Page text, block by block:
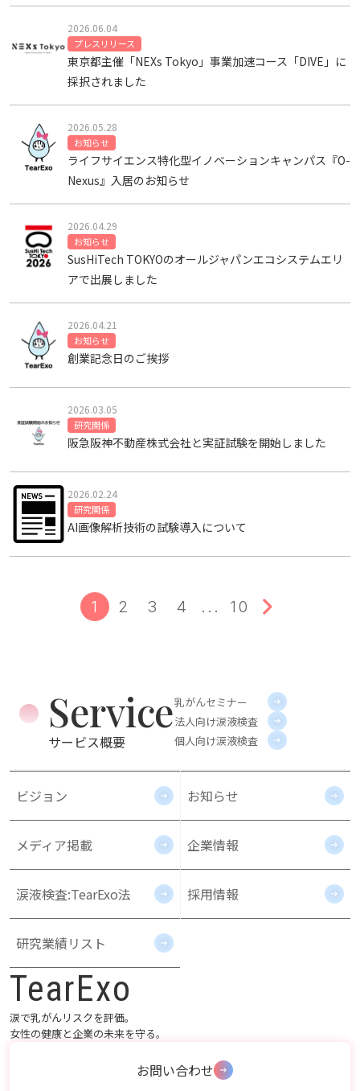
2026.06.04
プレスリリース
東京都主催「NEXs Tokyo」事業加速コース「DIVE」に
採択されました
2026.05.28
お知らせ
ライフサイエンス特化型イノベーションキャンパス『O-
Nexus』入居のお知らせ
2026.04.29
お知らせ
SusHiTech TOKYOのオールジャパンエコシステムエリ
アで出展しました
2026.04.21
お知らせ
創業記念日のご挨拶
2026.03.05
研究関係
阪急阪神不動産株式会社と実証試験を開始しました
2026.02.24
研究関係
AI画像解析技術の試験導入について
1 2 3 4 ... 10
TearExo
涙で乳がんリスクを評価。
女性の健康と企業の未来を守る。
お問い合わせ
Service
サービス概要
乳がんセミナー
法人向け涙液検査
個人向け涙液検査
ビジョン
メディア掲載
涙液検査:TearExo法
研究業績リスト
お知らせ
企業情報
採用情報